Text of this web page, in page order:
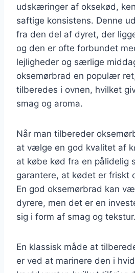
udskæringer af oksekød,
saftige konsistens. Denne
fra den del af dyret, der
og den er ofte forbundet
lejligheder og særlige
oksemørbrad en populær
tilberedes i ovnen, hvilket
smag og aroma.
Når man tilbereder
at vælge en god kvalitet af
at købe kød fra en pålidelig
garantere, at kødet er friskt
En god oksemørbrad kan
dyrere, men det er en
sig i form af smag og tekstur.
En klassisk måde at
er ved at marinere den i